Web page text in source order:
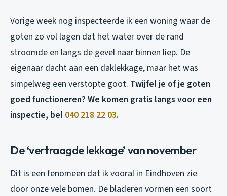
Vorige week nog inspecteerde ik een woning waar de
goten zo vol lagen dat het water over de rand
stroomde en langs de gevel naar binnen liep. De
eigenaar dacht aan een daklekkage, maar het was
simpelweg een verstopte goot. Twijfel je of je goten
goed functioneren? We komen gratis langs voor een
inspectie, bel 040 218 22 03.
De ‘vertraagde lekkage’ van november
Dit is een fenomeen dat ik vooral in Eindhoven zie
door onze vele bomen. De bladeren vormen een soort